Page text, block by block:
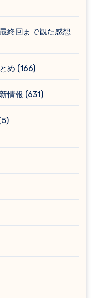
終回まで観た感想
め (166)
情報 (631)
(5)